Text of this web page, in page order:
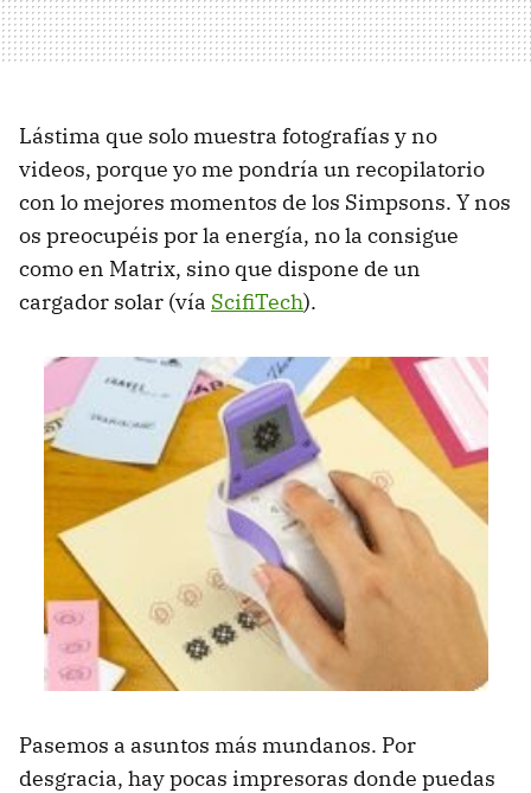
Lástima que solo muestra fotografías y no
videos, porque yo me pondría un recopilatorio
con lo mejores momentos de los Simpsons. Y nos
os preocupéis por la energía, no la consigue
como en Matrix, sino que dispone de un
cargador solar (vía ScifiTech).
Pasemos a asuntos más mundanos. Por
desgracia, hay pocas impresoras donde puedas